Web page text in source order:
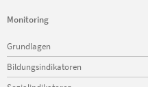
Monitoring
Navigation
überspringen
Grundlagen
Bildungsindikatoren